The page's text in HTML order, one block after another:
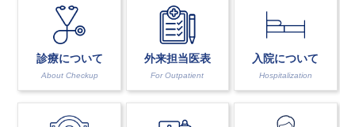
診療について
About Checkup
外来担当医表
For Outpatient
入院について
Hospitalization